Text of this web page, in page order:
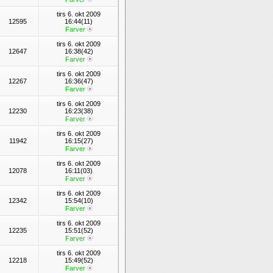
12595
tirs 6. okt 2009
16:44(11)
Farver
12647
tirs 6. okt 2009
16:38(42)
Farver
12267
tirs 6. okt 2009
16:36(47)
Farver
12230
tirs 6. okt 2009
16:23(38)
Farver
11942
tirs 6. okt 2009
16:15(27)
Farver
12078
tirs 6. okt 2009
16:11(03)
Farver
12342
tirs 6. okt 2009
15:54(10)
Farver
12235
tirs 6. okt 2009
15:51(52)
Farver
12218
tirs 6. okt 2009
15:49(52)
Farver